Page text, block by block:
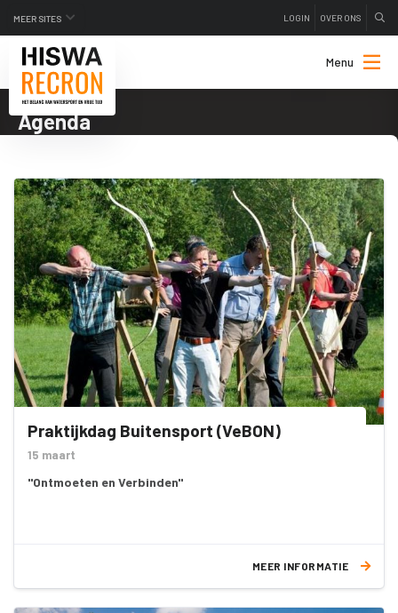
MEER SITES LOGIN OVER ONS
Menu
Agenda
Praktijkdag Buitensport (VeBON)
15 maart
"Ontmoeten en Verbinden"
MEER INFORMATIE